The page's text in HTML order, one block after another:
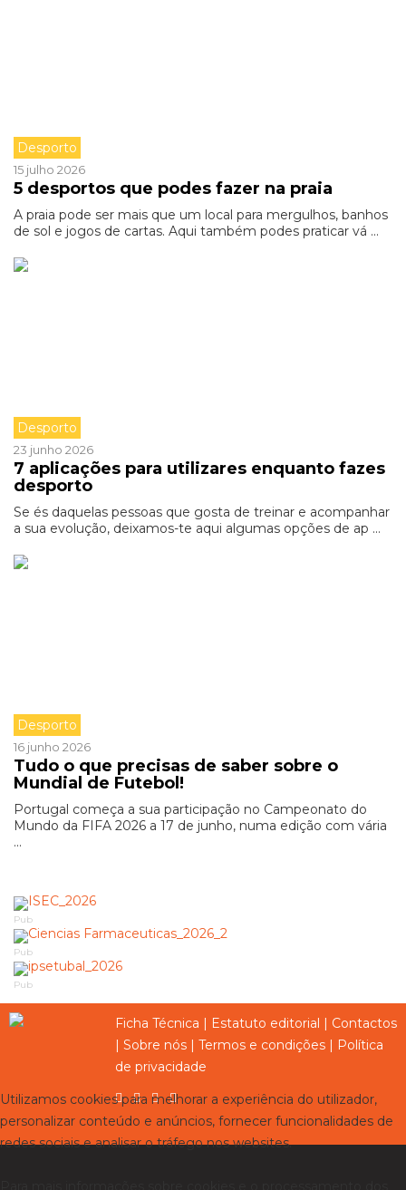
Desporto
15 julho 2026
5 desportos que podes fazer na praia
A praia pode ser mais que um local para mergulhos, banhos
de sol e jogos de cartas. Aqui também podes praticar vá ...
Desporto
23 junho 2026
7 aplicações para utilizares enquanto fazes
desporto
Se és daquelas pessoas que gosta de treinar e acompanhar
a sua evolução, deixamos-te aqui algumas opções de ap ...
Desporto
16 junho 2026
Tudo o que precisas de saber sobre o
Mundial de Futebol!
Portugal começa a sua participação no Campeonato do
Mundo da FIFA 2026 a 17 de junho, numa edição com vária
...
Pub
Pub
Pub
Ficha Técnica | Estatuto editorial | Contactos
| Sobre nós | Termos e condições | Política
de privacidade
Utilizamos cookies para melhorar a experiência do utilizador,
personalizar conteúdo e anúncios, fornecer funcionalidades de
redes sociais e analisar o tráfego nos websites.